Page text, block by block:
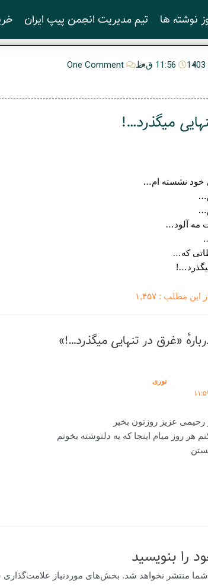
نوشته ها تیم مدیریت انجمن پیپ ایران
11:56 ق.ظ One Comment
میگذرد…!
خود نشسته ام…
مه آلود…
که…
از این مطلب : ۱,۴۵۷
نوری
عزیز روزتون بخیر
هر روز میام اینجا که یه دلنوشته بخونم
را بنویسید
شما منتشر نخواهد شد. بخش‌های موردنیاز علامت‌گذاری